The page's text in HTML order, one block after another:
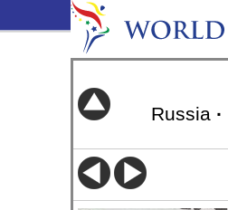
Russia ·